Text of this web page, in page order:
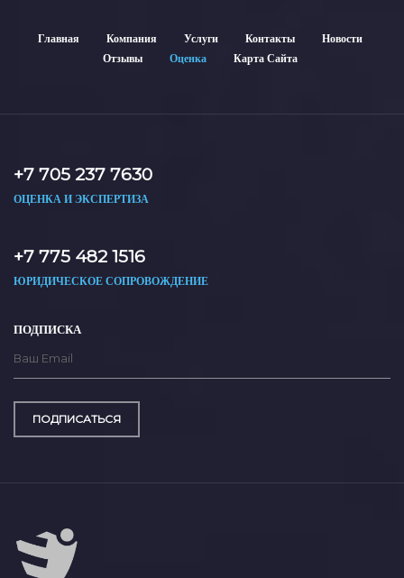
Главная Компания Услуги Контакты
Новости
Отзывы
Оценка Карта Сайта
+7 705 237 7630
ОЦЕНКА И ЭКСПЕРТИЗА
+7 775 482 1516
ЮРИДИЧЕСКОЕ СОПРОВОЖДЕНИЕ
ПОДПИСКА
ПОДПИСАТЬСЯ